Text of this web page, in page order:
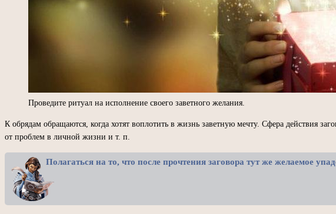
Проведите ритуал на исполнение своего заветного желания.
К обрядам обращаются, когда хотят воплотить в жизнь заветную мечту. Сфера действия
от проблем в личной жизни и т. п.
Полагаться на то, что после прочтения заговора тут же желаемое